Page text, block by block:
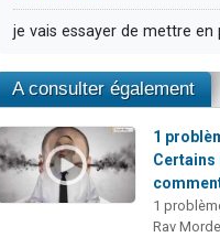
je vais essayer de mettre
A consulter également
1
Certains
1
Rav